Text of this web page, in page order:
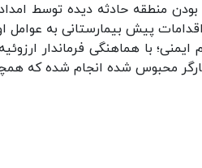
منطقه حادثه دیده توسط
پیش بیمارستانی به عوامل
با هماهنگی فرماندار